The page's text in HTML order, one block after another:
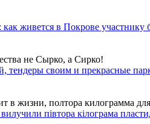
как живется в Покрове
не Сырко, а Сирко!
тендеры своим и прекрасные
в жизни, полтора килограмма
півтора кілограма